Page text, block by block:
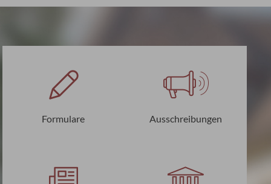
Formulare Ausschreibungen